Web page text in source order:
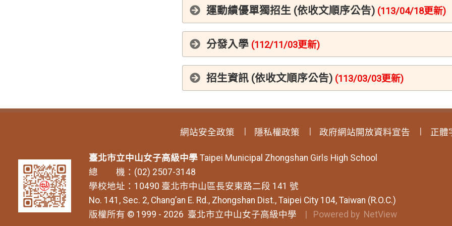
運動績優單獨招生 (依收文順序公告) (113/04/18更新)
分發入學 (112/11/03更新)
招生資訊 (依收文順序公告) (113/03/03更新)
網站安全政策 隱私權政策 政府網站開放資料宣告 正體
臺北市立中山女子高級中學 Taipei Municipal Zhongshan Girls High School
總 機：(02) 2507-3148
學校地址：10490 臺北市中山區長安東路二段 141 號
No. 141, Sec. 2, Chang’an E. Rd., Zhongshan Dist., Taipei City 104, Taiwan (R.O.C.)
版權所有 © 1999 - 2026 臺北市立中山女子高級中學 | Powered by NetView